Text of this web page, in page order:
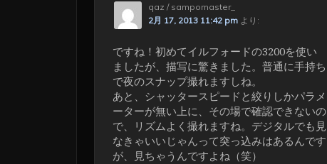
qaz / sampomaster_
2月 17, 2013 11:42 pm より:
ですね！初めてイルフォードの3200を使い
ましたが、描写に驚きました。普通に手持ち
で夜のスナップ撮れますしね。
あと、シャッタースピードと絞りしかパラメ
ーターが無い上に、その場で確認できないの
で、リズムよく撮れますね。デジタルでも見
なきゃいいじゃんって突っ込みはあるんです
が、見ちゃうんですよね（笑）